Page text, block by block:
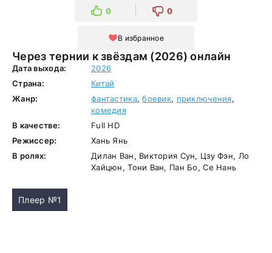
Через тернии к звёздам (2026) онлайн
0 0
В избранное
Дата выхода:
2026
Страна:
Китай
Жанр:
фантастика,боевик, приключения,
комедия
В качестве:
Full HD
Режиссер:
Хань Янь
В ролях:
Дилан Ван, Виктория Сун, Цзу Фэн, Ло
Хайцюн, Тони Ван, Пан Бо, Се Нань
Плеер №1